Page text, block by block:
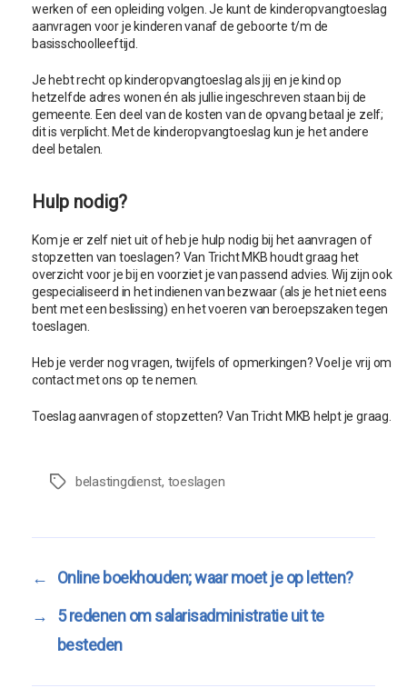
werken of een opleiding volgen. Je kunt de kinderopvangtoeslag
aanvragen voor je kinderen vanaf de geboorte t/m de
basisschoolleeftijd.
Je hebt recht op kinderopvangtoeslag als jij en je kind op
hetzelfde adres wonen én als jullie ingeschreven staan bij de
gemeente. Een deel van de kosten van de opvang betaal je zelf;
dit is verplicht. Met de kinderopvangtoeslag kun je het andere
deel betalen.
Hulp nodig?
Kom je er zelf niet uit of heb je hulp nodig bij het aanvragen of
stopzetten van toeslagen? Van Tricht MKB houdt graag het
overzicht voor je bij en voorziet je van passend advies. Wij zijn ook
gespecialiseerd in het indienen van bezwaar (als je het niet eens
bent met een beslissing) en het voeren van beroepszaken tegen
toeslagen.
Heb je verder nog vragen, twijfels of opmerkingen? Voel je vrij om
contact met ons op te nemen.
Toeslag aanvragen of stopzetten? Van Tricht MKB helpt je graag.
Tags belastingdienst, toeslagen
←
Online boekhouden; waar moet je op letten?
→
5 redenen om salarisadministratie uit te
besteden